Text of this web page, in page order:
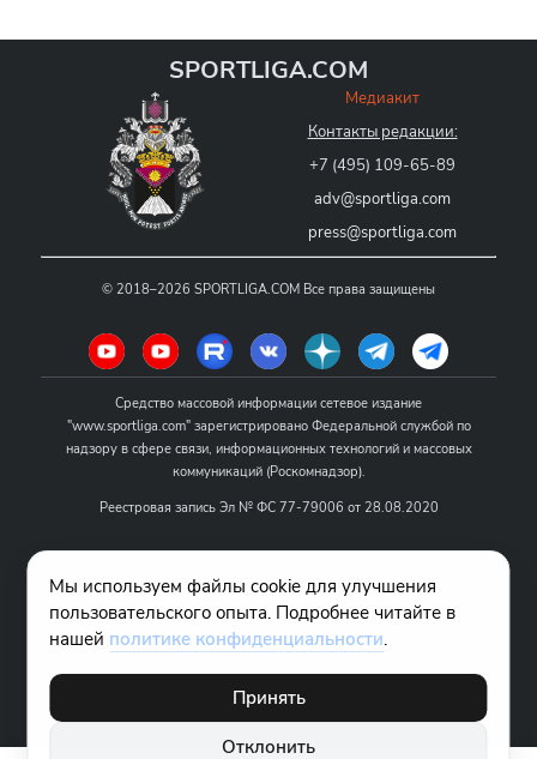
SPORTLIGA.COM
Медиакит
Контакты редакции:
+7 (495) 109-65-89
adv@sportliga.com
press@sportliga.com
© 2018–2026 SPORTLIGA.COM Все права защищены
Средство массовой информации сетевое издание
"www.sportliga.com" зарегистрировано Федеральной службой по
надзору в сфере связи, информационных технологий и массовых
коммуникаций (Роскомнадзор).
Реестровая запись Эл № ФС 77-79006 от 28.08.2020
Название - www.sportliga.com
Учредитель СМИ сетевого издания "www.sportliga.com": ИП Чамин
О.Н.
Главный редактор СМИ сетевого издания "www.sportliga.com":
Хаимов Д.И.
18+
Мы используем файлы cookie для улучшения
пользовательского опыта. Подробнее читайте в
нашей политике конфиденциальности.
Принять
Отклонить